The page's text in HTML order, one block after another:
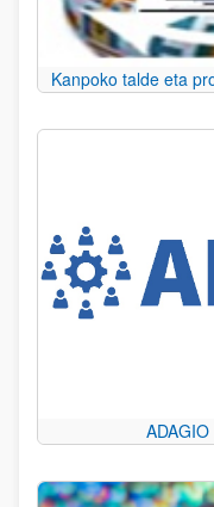
Kanpoko talde eta